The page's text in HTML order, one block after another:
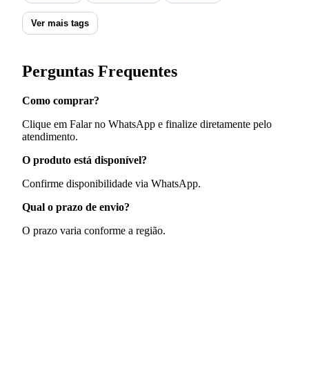
Ver mais tags
Perguntas Frequentes
Como comprar?
Clique em Falar no WhatsApp e finalize diretamente pelo
atendimento.
O produto está disponível?
Confirme disponibilidade via WhatsApp.
Qual o prazo de envio?
O prazo varia conforme a região.